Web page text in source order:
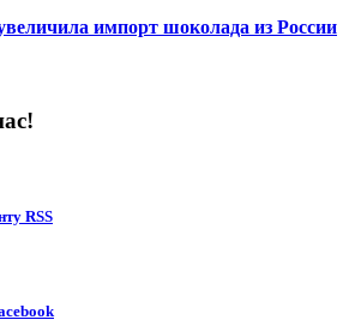
импорт шоколада из России
RSS